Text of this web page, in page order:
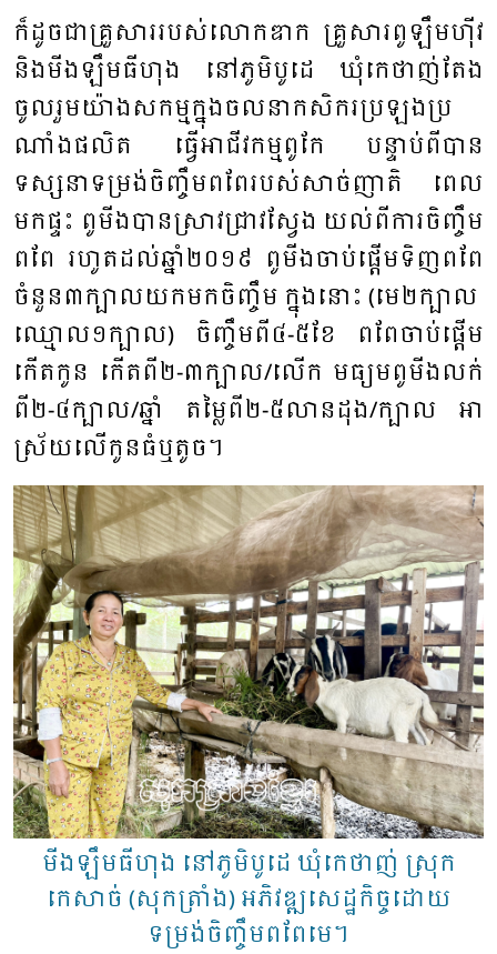
ក៏ដូច​ជា​គ្រួ​សារ​របស់​លោក​ឌាក ​គ្រួ​សារ​ពូ​ឡឹម​ហ៊ីវ​
និង​មីង​ឡឹម​ធី​ហុង​ នៅ​ភូមិ​បូ​ដេ ​ឃុំ​កេ​ថាញ់​តែង​​
ចូល​រួម​យ៉ាង​សកម្ម​ក្នុង​ចលនា​កសិករ​ប្រ​ឡង​ប្រ​
ណាំង​ផលិត ​ធ្វើ​អា​ជីវកម្ម​ពូកែ​ បន្ទាប់​ពី​បាន​
ទស្សនា​ទម្រង់​ចិញ្ចឹម​ពពែ​របស់សាច់​ញាតិ​ ពេល​​
មក​ផ្ទះ​ ពូ​មីង​បាន​ស្រាវ​ជ្រាវ​ស្វែង ​យល់​ពី​ការ​ចិញ្ចឹម​
ពពែ​ រហូតដល់​ឆ្នាំ​២០១៩ ​ពូ​មីង​ចាប់​ផ្តើម​ទិញ​ពពែ​
ចំ​នួន​៣​ក្បាល​យក​មក​ចិញ្ចឹម ​ក្នុង​នោះ​ (មេ​២​ក្បាល ​
ឈ្មោល​១​ក្បាល) ​ចិញ្ចឹម​ពី​៤​-​៥​ខែ​ ពពែ​ចាប់​ផ្តើម​
កើត​កូន ​កើត​ពី​២​-​៣​ក្បាល​/លើក ​មធ្យម​ពូ​មីង​លក់​
ពី​២​-​៤​ក្បាល​/ឆ្នាំ ​តម្លៃ​ពី​២​-​៥​លាន​ដុង/ក្បាល ​អា​
ស្រ័យ​លើ​កូន​ធំ​ឬ​តូច។
មីងឡឹមធីហុង នៅភូមិបូដេ ឃុំកេថាញ់ ស្រុក
កេសាច់ (សុកត្រាំង) អភិវឌ្ឍសេដ្ឋកិច្ចដោយ
ទម្រង់​ចិញ្ចឹមពពែមេ។